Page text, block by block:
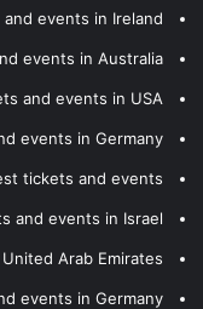
and events in Ireland
events in Australia
and events in USA
events in Germany
tickets and events
and events in Israel
Arab Emirates
events in Germany